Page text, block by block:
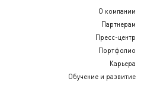
О компании
Партнерам
Пресс-центр
Портфолио
Карьера
Обучение и развитие